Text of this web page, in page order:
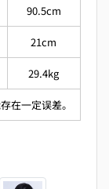
90.5cm
21cm
29.4kg
在一定误差。